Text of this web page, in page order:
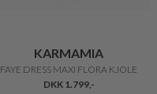
KARMAMIA
FAYE DRESS MAXI FLORA KJOLE
DKK 1.799,-